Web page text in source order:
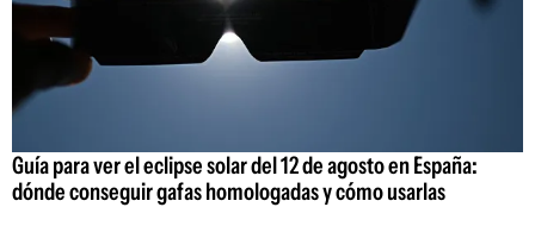
Guía para ver el eclipse solar del 12 de agosto en España:
dónde conseguir gafas homologadas y cómo usarlas